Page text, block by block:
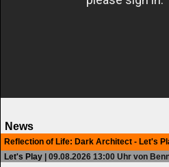
News
Reflection of Life: Dark Architect - Let's
Let's Play | 09.08.2026 13:00 Uhr von